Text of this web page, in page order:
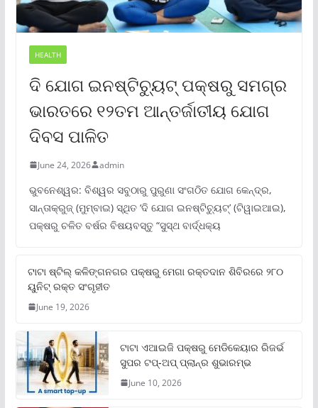
HEALTH
ଦି ଯୋଗ ଇନଷ୍ଟିଚ୍ୟୁଟ୍ ପକ୍ଷରୁ ସମଗ୍ର
ଭାରତରେ ୧୨ତମ ଆନ୍ତର୍ଜାତୀୟ ଯୋଗ
ଦିବସ ପାଳିତ
June 24, 2026 admin
ଭୁବନେଶ୍ୱର: ବିଶ୍ୱର ସବୁଠାରୁ ପୁରୁଣା ସଂଗଠିତ ଯୋଗ କେନ୍ଦ୍ର,
ସାନ୍ତାକ୍ରୁଜ୍ (ମୁମ୍ବାଇ) ସ୍ଥିତ ‘ଦି ଯୋଗ ଇନଷ୍ଟିଚ୍ୟୁଟ୍‌’ (ଟିୱାଇଆଇ),
ପକ୍ଷରୁ ଚଳିତ ବର୍ଷର ବିଷୟବସ୍ତୁ “ସୁସ୍ଥ ବାର୍ଦ୍ଧକ୍ୟ
ଟାଟା ଷ୍ଟିଲ୍‌ କଳିଙ୍ଗନଗର ପକ୍ଷରୁ ମେଗା ରକ୍ତଦାନ ଶିବିରରେ ୨୮୦
ୟୁନିଟ୍‌ ରକ୍ତ ସଂଗୃହୀତ
June 19, 2026
ଟାଟା ଏଆଇଜି ପକ୍ଷରୁ ମେଡିକେୟାର ରିଜର୍ଭ
ସୁପର ଟପ୍‌-ଅପ୍ ପ୍ଲାନ୍‌ର ଶୁଭାରମ୍ଭ
June 10, 2026